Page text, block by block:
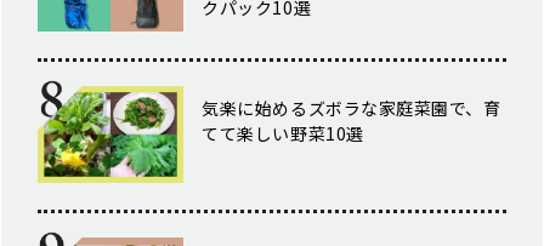
クパック10選
気楽に始めるズボラな家庭菜園で、育
てて楽しい野菜10選